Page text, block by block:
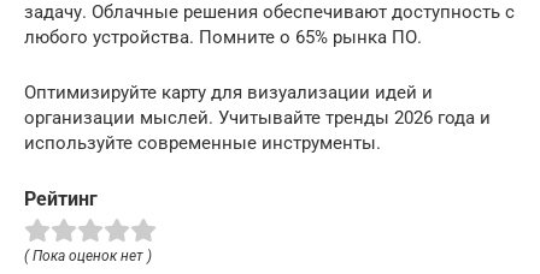
задачу. Облачные решения обеспечивают доступность с
любого устройства. Помните о 65% рынка ПО.
Оптимизируйте карту для визуализации идей и
организации мыслей. Учитывайте тренды 2026 года и
используйте современные инструменты.
Рейтинг
( Пока оценок нет )